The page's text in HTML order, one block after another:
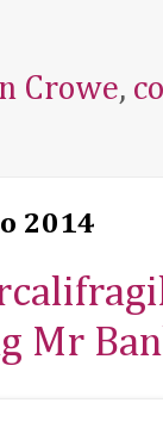
Crowe,
2014
Mr